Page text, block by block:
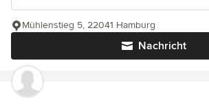
Nachricht
Mühlenstieg 5, 22041 Hamburg